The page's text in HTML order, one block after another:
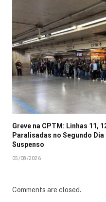
Greve na CPTM: Linhas 11,
Paralisadas no Segundo
Suspenso
05/08/2026
Comments are closed.